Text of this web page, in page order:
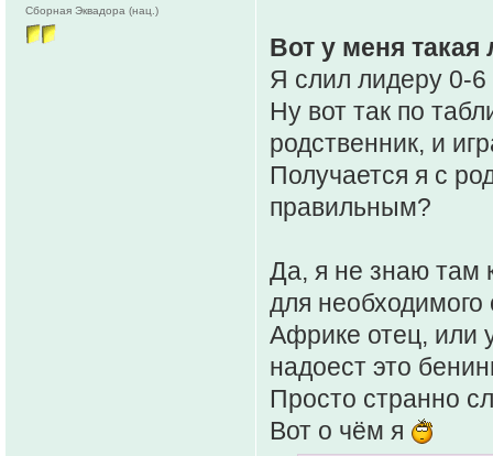
Вот у меня такая
Я слил лидеру 0-6
Ну вот так по
родственник, и
Получается я с
правильным?
Да, я не знаю там
для
Африке отец, или
надоест это
Просто странно
Вот о чём я
Сборная Эквадора (нац.)